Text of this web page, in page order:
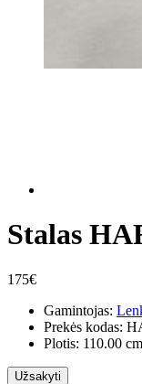
Stalas
175€
Gamintojas:
Prekės kodas:
Plotis: 110.00
Užsakyti